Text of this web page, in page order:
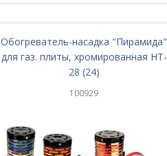
Обогреватель-насадка "Пирамида"
для газ. плиты, хромированная HT-
28 (24)
100929